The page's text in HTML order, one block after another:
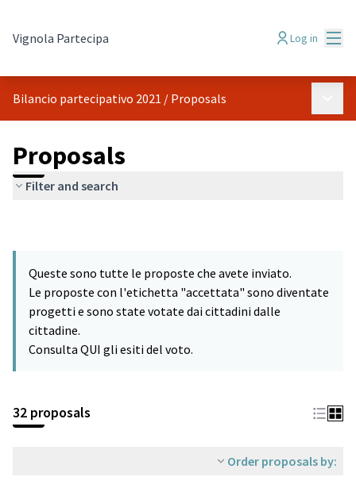
Vignola Partecipa Log in
Bilancio partecipativo 2021 / Proposals
Proposals
Filter and search
Queste sono tutte le proposte che avete inviato.
Le proposte con l'etichetta "accettata" sono diventate
progetti e sono state votate dai cittadini dalle
cittadine.
Consulta QUI gli esiti del voto.
32 proposals
Order proposals by: